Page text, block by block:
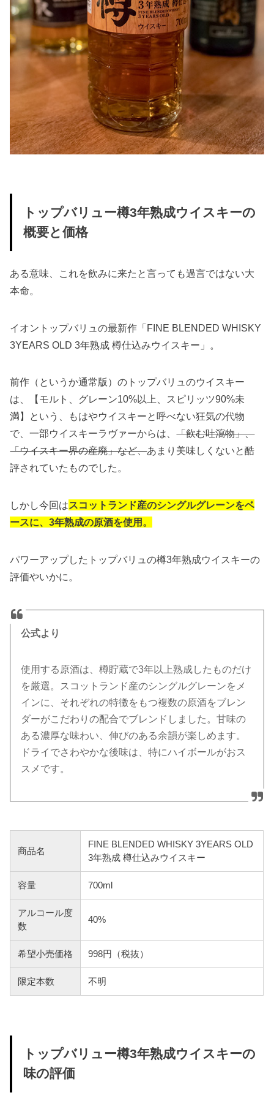
トップバリュー樽3年熟成ウイスキーの
概要と価格
ある意味、これを飲みに来たと言っても過言ではない大
本命。
イオントップバリュの最新作「FINE BLENDED WHISKY
3YEARS OLD 3年熟成 樽仕込みウイスキー」。
前作（というか通常版）のトップバリュのウイスキー
は、【モルト、グレーン10%以上、スピリッツ90%未
満】という、もはやウイスキーと呼べない狂気の代物
で、一部ウイスキーラヴァーからは、「飲む吐瀉物」、
「ウイスキー界の産廃」など、あまり美味しくないと酷
評されていたものでした。
しかし今回はスコットランド産のシングルグレーンをベ
ースに、3年熟成の原酒を使用。
パワーアップしたトップバリュの樽3年熟成ウイスキーの
評価やいかに。
公式より
使用する原酒は、樽貯蔵で3年以上熟成したものだけ
を厳選。スコットランド産のシングルグレーンをメ
インに、それぞれの特徴をもつ複数の原酒をブレン
ダーがこだわりの配合でブレンドしました。甘味の
ある濃厚な味わい、伸びのある余韻が楽しめます。
ドライでさわやかな後味は、特にハイボールがおス
スメです。
商品名
FINE BLENDED WHISKY 3YEARS OLD
3年熟成 樽仕込みウイスキー
容量 700ml
アルコール度
数
40%
希望小売価格 998円（税抜）
限定本数 不明
トップバリュー樽3年熟成ウイスキーの
味の評価